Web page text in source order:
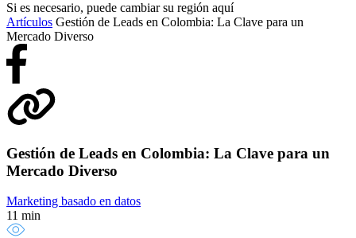
Si es necesario, puede cambiar su región aquí
Artículos Gestión de Leads en Colombia: La Clave para un
Mercado Diverso
Gestión de Leads en Colombia: La Clave para un
Mercado Diverso
Marketing basado en datos
11 min